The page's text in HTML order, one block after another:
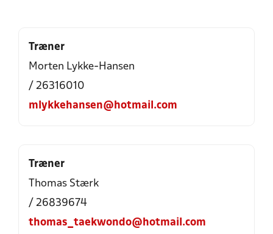
Træner
Morten Lykke-Hansen
/ 26316010
mlykkehansen@hotmail.com
Træner
Thomas Stærk
/ 26839674
thomas_taekwondo@hotmail.com